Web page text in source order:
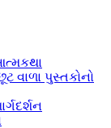
વાળા પુસ્તકોનો